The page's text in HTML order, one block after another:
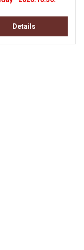
Details